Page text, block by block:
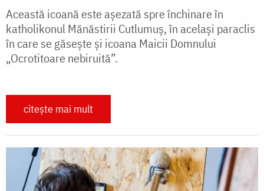
Această icoană este aşezată spre închinare în
katholikonul Mănăstirii Cutlumuş, în acelaşi paraclis
în care se găseşte şi icoana Maicii Domnului
„Ocrotitoare nebiruită”.
citește mai mult